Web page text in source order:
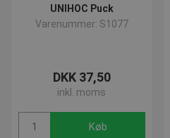
UNIHOC Puck
Varenummer: S1077
DKK 37,50
inkl. moms
Køb